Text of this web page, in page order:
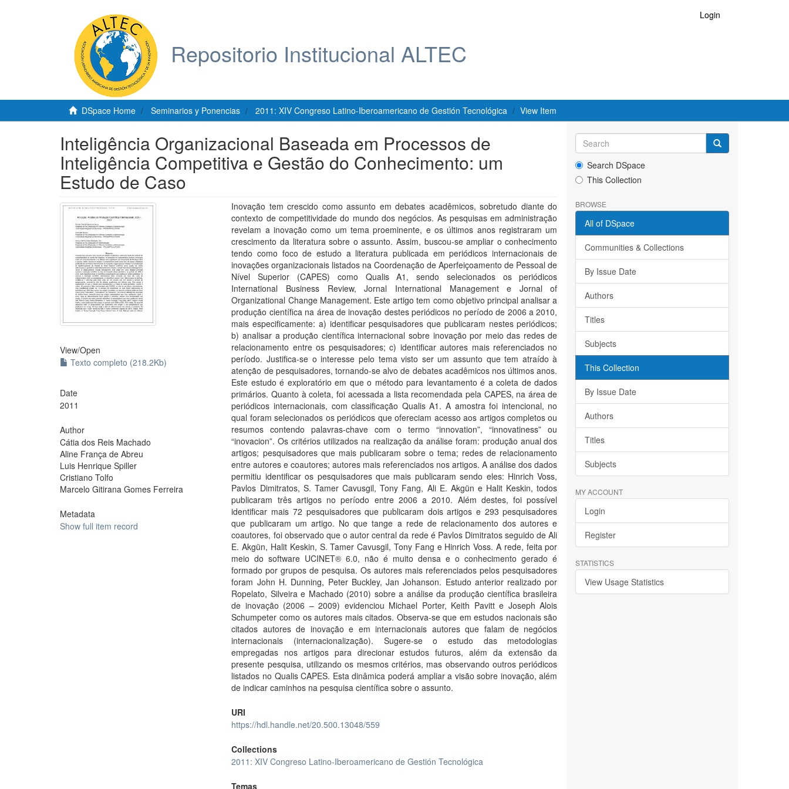
Repositorio Institucional ALTEC
Login
DSpace Home Seminarios y Ponencias 2011: XIV Congreso Latino-Iberoamericano de Gestión Tecnológica View Item
Inteligência Organizacional Baseada em Processos de
Inteligência Competitiva e Gestão do Conhecimento: um
Estudo de Caso
View/Open
Texto completo (218.2Kb)
Date
2011
Author
Cátia dos Reis Machado
Aline França de Abreu
Luis Henrique Spiller
Cristiano Tolfo
Marcelo Gitirana Gomes Ferreira
Metadata
Show full item record
Inovação tem crescido como assunto em debates acadêmicos, sobretudo diante do
contexto de competitividade do mundo dos negócios. As pesquisas em administração
revelam a inovação como um tema proeminente, e os últimos anos registraram um
crescimento da literatura sobre o assunto. Assim, buscou-se ampliar o conhecimento
tendo como foco de estudo a literatura publicada em periódicos internacionais de
inovações organizacionais listados na Coordenação de Aperfeiçoamento de Pessoal de
Nível Superior (CAPES) como Qualis A1, sendo selecionados os periódicos
International Business Review, Jornal International Management e Jornal of
Organizational Change Management. Este artigo tem como objetivo principal analisar a
produção científica na área de inovação destes periódicos no período de 2006 a 2010,
mais especificamente: a) identificar pesquisadores que publicaram nestes periódicos;
b) analisar a produção científica internacional sobre inovação por meio das redes de
relacionamento entre os pesquisadores; c) identificar autores mais referenciados no
período. Justifica-se o interesse pelo tema visto ser um assunto que tem atraído à
atenção de pesquisadores, tornando-se alvo de debates acadêmicos nos últimos anos.
Este estudo é exploratório em que o método para levantamento é a coleta de dados
primários. Quanto à coleta, foi acessada a lista recomendada pela CAPES, na área de
periódicos internacionais, com classificação Qualis A1. A amostra foi intencional, no
qual foram selecionados os periódicos que ofereciam acesso aos artigos completos ou
resumos contendo palavras-chave com o termo “innovation”, “innovatiness” ou
“inovacion”. Os critérios utilizados na realização da análise foram: produção anual dos
artigos; pesquisadores que mais publicaram sobre o tema; redes de relacionamento
entre autores e coautores; autores mais referenciados nos artigos. A análise dos dados
permitiu identificar os pesquisadores que mais publicaram sendo eles: Hinrich Voss,
Pavlos Dimitratos, S. Tamer Cavusgil, Tony Fang, Ali E. Akgün e Halit Keskin, todos
publicaram três artigos no período entre 2006 a 2010. Além destes, foi possível
identificar mais 72 pesquisadores que publicaram dois artigos e 293 pesquisadores
que publicaram um artigo. No que tange a rede de relacionamento dos autores e
coautores, foi observado que o autor central da rede é Pavlos Dimitratos seguido de Ali
E. Akgün, Halit Keskin, S. Tamer Cavusgil, Tony Fang e Hinrich Voss. A rede, feita por
meio do software UCINET® 6.0, não é muito densa e o conhecimento gerado é
formado por grupos de pesquisa. Os autores mais referenciados pelos pesquisadores
foram John H. Dunning, Peter Buckley, Jan Johanson. Estudo anterior realizado por
Ropelato, Silveira e Machado (2010) sobre a análise da produção científica brasileira
de inovação (2006 – 2009) evidenciou Michael Porter, Keith Pavitt e Joseph Alois
Schumpeter como os autores mais citados. Observa-se que em estudos nacionais são
citados autores de inovação e em internacionais autores que falam de negócios
internacionais (internacionalização). Sugere-se o estudo das metodologias
empregadas nos artigos para direcionar estudos futuros, além da extensão da
presente pesquisa, utilizando os mesmos critérios, mas observando outros periódicos
listados no Qualis CAPES. Esta dinâmica poderá ampliar a visão sobre inovação, além
de indicar caminhos na pesquisa científica sobre o assunto.
URI
https://hdl.handle.net/20.500.13048/559
Collections
2011: XIV Congreso Latino-Iberoamericano de Gestión Tecnológica
Temas
Search DSpace
This Collection
BROWSE
All of DSpace
Communities & Collections
By Issue Date
Authors
Titles
Subjects
This Collection
By Issue Date
Authors
Titles
Subjects
MY ACCOUNT
Login
Register
STATISTICS
View Usage Statistics